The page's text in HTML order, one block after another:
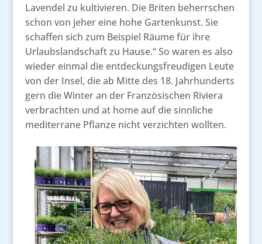
Lavendel zu kultivieren. Die Briten beherrschen
schon von jeher eine hohe Gartenkunst. Sie
schaffen sich zum Beispiel Räume für ihre
Urlaubslandschaft zu Hause.“ So waren es also
wieder einmal die entdeckungsfreudigen Leute
von der Insel, die ab Mitte des 18. Jahrhunderts
gern die Winter an der Französischen Riviera
verbrachten und at home auf die sinnliche
mediterrane Pflanze nicht verzichten wollten.